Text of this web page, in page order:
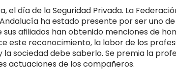
el día de la Seguridad Privada. La
ha estado presente por ser uno
afiliados han obtenido menciones de
este reconocimiento, la labor de los
sociedad debe saberlo. Se premia la
actuaciones de los compañeros.